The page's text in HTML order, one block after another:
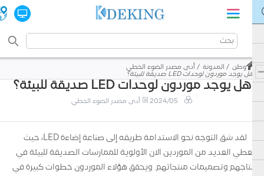
وطن المدونة
أدى مصدر الضوء الخطي
هل يوجد موردون لوحدات LED صديقة للبيئة؟
هل يوجد موردون لوحدات LED صديقة للبيئة؟
2024/05 أدى مصدر الضوء الخطي
لقد شق التوجه نحو الاستدامة طريقه إلى صناعة إضاءة LED، حيث
يعطي العديد من الموردين الآن الأولوية للممارسات الصديقة للبيئة في
إنتاجهم وتصميمات منتجاتهم. ويحقق هؤلاء الموردون خطوات كبيرة في